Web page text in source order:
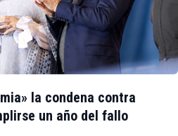
la condena contra
un año del fallo